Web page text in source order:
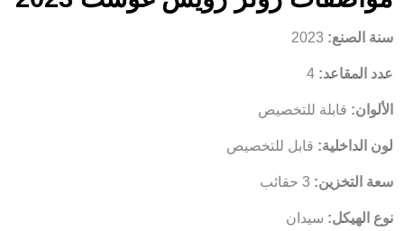
سنة الصنع:
عدد المقاعد:
الألوان: قابلة للتخصيص
لون الداخلية: قابل للتخصيص
سعة التخزين:
نوع الهيكل: سيدان